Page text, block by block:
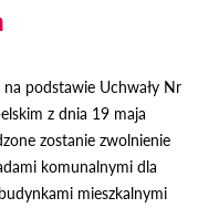
podstawie Uchwały Nr
z dnia 19 maja
zostanie zwolnienie
komunalnymi dla
mieszkalnymi